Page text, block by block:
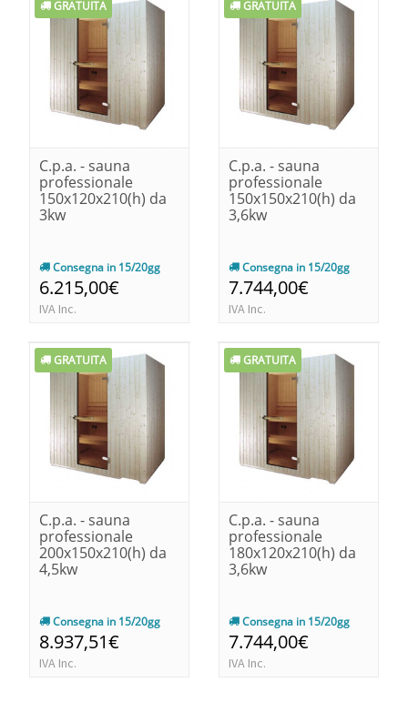
GRATUITA
C.p.a. - sauna
professionale
150x120x210(h) da
3kw
Consegna in 15/20gg
6.215,00€
IVA Inc.
GRATUITA
C.p.a. - sauna
professionale
150x150x210(h) da
3,6kw
Consegna in 15/20gg
7.744,00€
IVA Inc.
GRATUITA
C.p.a. - sauna
professionale
200x150x210(h) da
4,5kw
Consegna in 15/20gg
8.937,51€
IVA Inc.
GRATUITA
C.p.a. - sauna
professionale
180x120x210(h) da
3,6kw
Consegna in 15/20gg
7.744,00€
IVA Inc.